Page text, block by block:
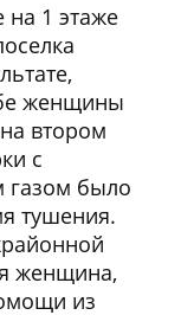
на 1 этаже
женщины
втором
с
газом было
тушения.
женщина,
из